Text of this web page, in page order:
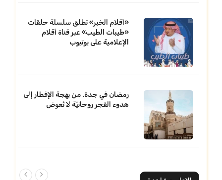
«أقلام الخبر» تطلق سلسلة حلقات
«طيبات الطيب» عبر قناة أقلام
الإعلامية على يوتيوب
رمضان في جدة. من بهجة الإفطار إلى
هدوء الفجر روحانيّة لا تُعوض